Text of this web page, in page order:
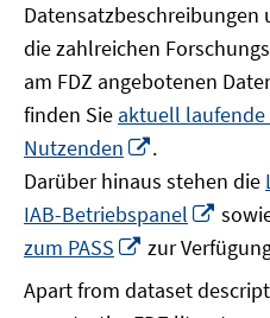
die zahlreichen
am FDZ angebotenen
finden Sie aktuell laufende
Nutzenden
neuem
Fenster
öffnen
.
Darüber hinaus stehen die
IAB-Betriebspanel
In
zum PASS
In
Fenster
zur
Apart from dataset